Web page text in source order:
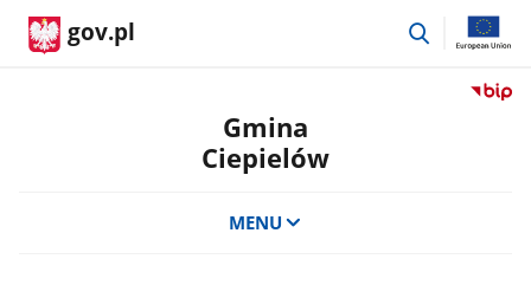
gov.pl
przejdź
Przejdź
Gmina
Ciepielów
MENU